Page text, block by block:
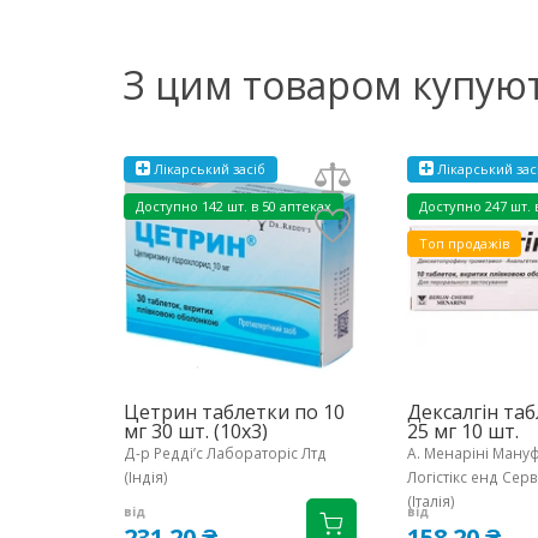
З цим товаром
Лікарський засіб
Доступно 142 шт. в 50 аптеках
Цетрин таблетки по 10
мг 30 шт. (10х3)
Д-р Редді’с Лабораторіс Лтд
(Індія)
від
Лікарський
Доступно 247 шт.
Топ продажів
Дексалгін
25 мг 10 шт.
A. Менаріні
Логістікс енд
(Італія)
від